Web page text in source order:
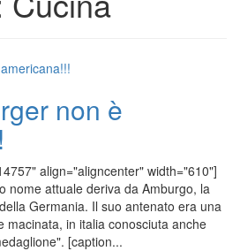
non è
align="aligncenter" width="610"]
nome attuale deriva da Amburgo, la
Germania. Il suo antenato era una
macinata, in italia conosciuta anche
[caption...